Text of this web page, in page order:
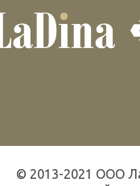
© 2013-2021 ООО